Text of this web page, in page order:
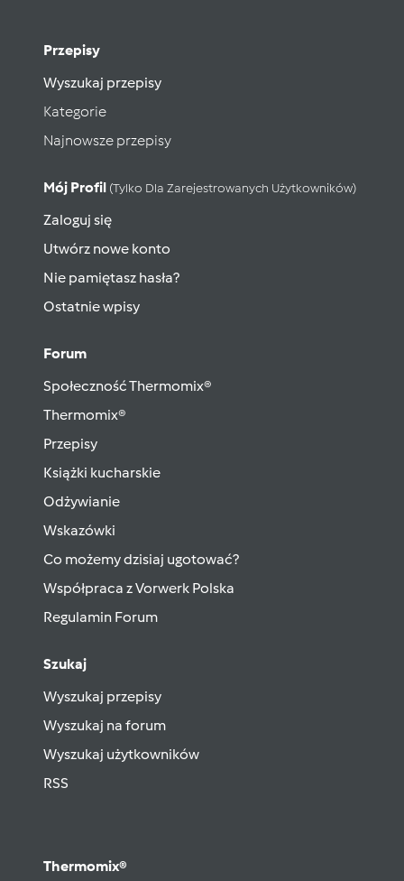
Przepisy
Wyszukaj przepisy
Kategorie
Najnowsze przepisy
Mój Profil (tylko Dla Zarejestrowanych Użytkowników)
Zaloguj się
Utwórz nowe konto
Nie pamiętasz hasła?
Ostatnie wpisy
Forum
Społeczność Thermomix®
Thermomix®
Przepisy
Książki kucharskie
Odżywianie
Wskazówki
Co możemy dzisiaj ugotować?
Współpraca z Vorwerk Polska
Regulamin Forum
Szukaj
Wyszukaj przepisy
Wyszukaj na forum
Wyszukaj użytkowników
RSS
Thermomix®